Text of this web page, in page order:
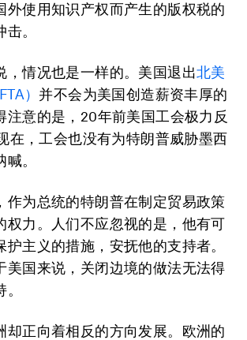
外使用知识产权而产生的版权税的
。
，情况也是一样的。美国退出北美
） 并不会为美国创造薪资丰厚的
注意的是，20年前美国工会极力反
在，工会也没有为特朗普威胁墨西
。
作为总统的特朗普在制定贸易政策
权力。人们不应忽视的是，他有可
护主义的措施，安抚他的支持者。
美国来说，关闭边境的做法无法得
却正向着相反的方向发展。欧洲的